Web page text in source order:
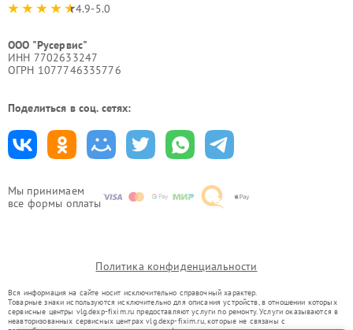
Мы принимаем
все формы оплаты
4.9-5.0
ООО "Русервис"
ИНН 7702633247
ОГРН 1077746335776
Поделиться в соц. сетях:
Политика конфиденциальности
Вся информация на сайте носит исключительно справочный характер.
Товарные знаки используются исключительно для описания устройств, в отношении которых
сервисные центры vlg.dexp-fixim.ru предоставляют услуги по ремонту. Услуги оказываются в
неавторизованных сервисных центрах vlg.dexp-fixim.ru, которые не связаны с